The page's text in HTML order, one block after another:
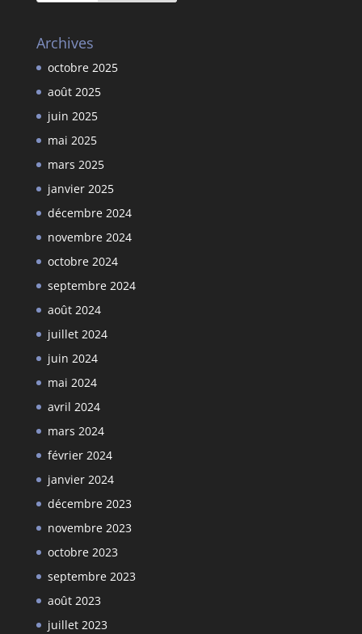
Archives
octobre 2025
août 2025
juin 2025
mai 2025
mars 2025
janvier 2025
décembre 2024
novembre 2024
octobre 2024
septembre 2024
août 2024
juillet 2024
juin 2024
mai 2024
avril 2024
mars 2024
février 2024
janvier 2024
décembre 2023
novembre 2023
octobre 2023
septembre 2023
août 2023
juillet 2023